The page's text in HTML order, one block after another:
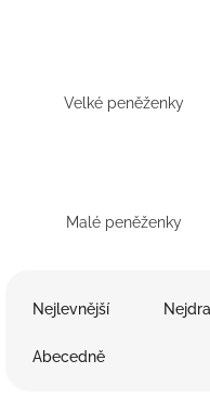
Velké peněženky
Malé peněženky
Nejlevnější
Abecedně